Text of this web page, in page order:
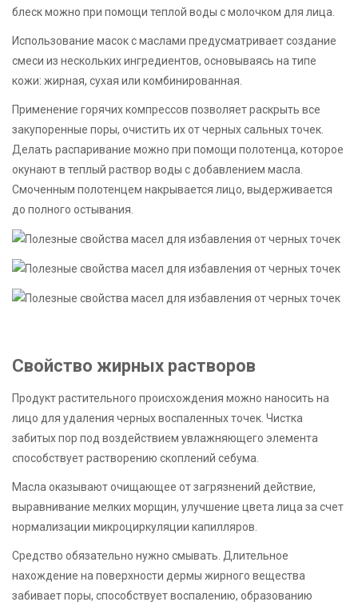
блеск можно при помощи теплой воды с молочком для лица.
Использование масок с маслами предусматривает создание
смеси из нескольких ингредиентов, основываясь на типе
кожи: жирная, сухая или комбинированная.
Применение горячих компрессов позволяет раскрыть все
закупоренные поры, очистить их от черных сальных точек.
Делать распаривание можно при помощи полотенца, которое
окунают в теплый раствор воды с добавлением масла.
Смоченным полотенцем накрывается лицо, выдерживается
до полного остывания.
Свойство жирных растворов
Продукт растительного происхождения можно наносить на
лицо для удаления черных воспаленных точек. Чистка
забитых пор под воздействием увлажняющего элемента
способствует растворению скоплений себума.
Масла оказывают очищающее от загрязнений действие,
выравнивание мелких морщин, улучшение цвета лица за счет
нормализации микроциркуляции капилляров.
Средство обязательно нужно смывать. Длительное
нахождение на поверхности дермы жирного вещества
забивает поры, способствует воспалению, образованию